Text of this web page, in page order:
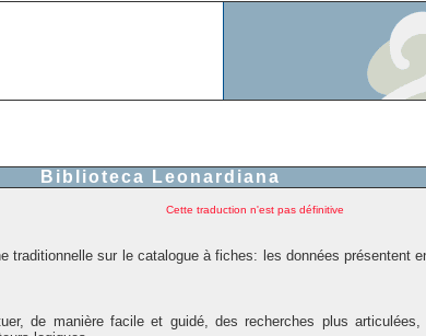
Biblioteca Leonardiana
Cette traduction n'est pas définitive
traditionnelle sur le catalogue à fiches: les données présentent
de manière facile et guidé, des recherches plus